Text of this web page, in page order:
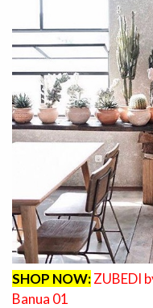
SHOP NOW:ZUBEDI
Banua 01